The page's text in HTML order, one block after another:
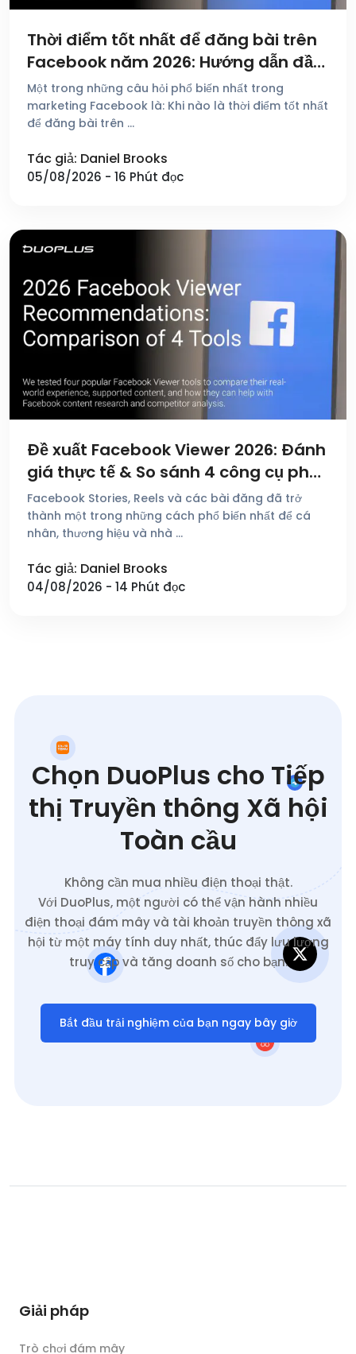
Thời điểm tốt nhất để đăng bài trên
Facebook năm 2026: Hướng dẫn đầy
đủ
Một trong những câu hỏi phổ biến nhất trong
marketing Facebook là: Khi nào là thời điểm tốt nhất
để đăng bài trên …
Tác giả: Daniel Brooks
05/08/2026 - 16 Phút đọc
Đề xuất Facebook Viewer 2026: Đánh
giá thực tế & So sánh 4 công cụ phổ
biến
Facebook Stories, Reels và các bài đăng đã trở
thành một trong những cách phổ biến nhất để cá
nhân, thương hiệu và nhà …
Tác giả: Daniel Brooks
04/08/2026 - 14 Phút đọc
Chọn DuoPlus cho Tiếp
thị Truyền thông Xã hội
Toàn cầu
Không cần mua nhiều điện thoại thật.
Với DuoPlus, một người có thể vận hành nhiều
điện thoại đám mây và tài khoản truyền thông xã
hội từ một máy tính duy nhất, thúc đẩy lưu lượng
truy cập và tăng doanh số cho bạn.
Bắt đầu trải nghiệm của bạn ngay bây giờ
Giải pháp
Trò chơi đám mây